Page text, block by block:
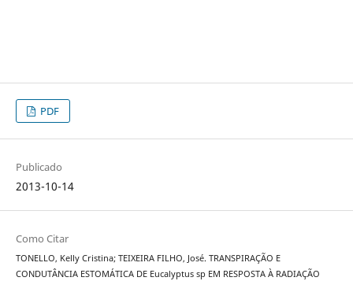
PDF
Publicado
2013-10-14
Como Citar
TONELLO, Kelly Cristina; TEIXEIRA FILHO, José. TRANSPIRAÇÃO E
CONDUTÂNCIA ESTOMÁTICA DE Eucalyptus sp EM RESPOSTA À RADIAÇÃO